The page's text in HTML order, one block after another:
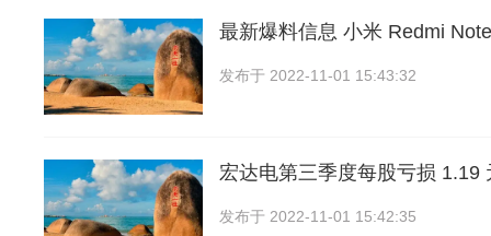
最新爆料信息 小米 Redmi
发布于 2022-11-01 15:43:32
宏达电第三季度每股亏损 1.19
发布于 2022-11-01 15:42:35